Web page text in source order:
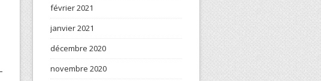
février 2021
janvier 2021
décembre 2020
novembre 2020